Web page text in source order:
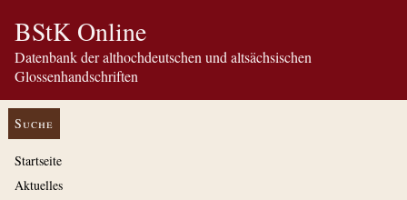
BStK Online
Datenbank der althochdeutschen und altsächsischen
Glossenhandschriften
Suche
Startseite
Aktuelles